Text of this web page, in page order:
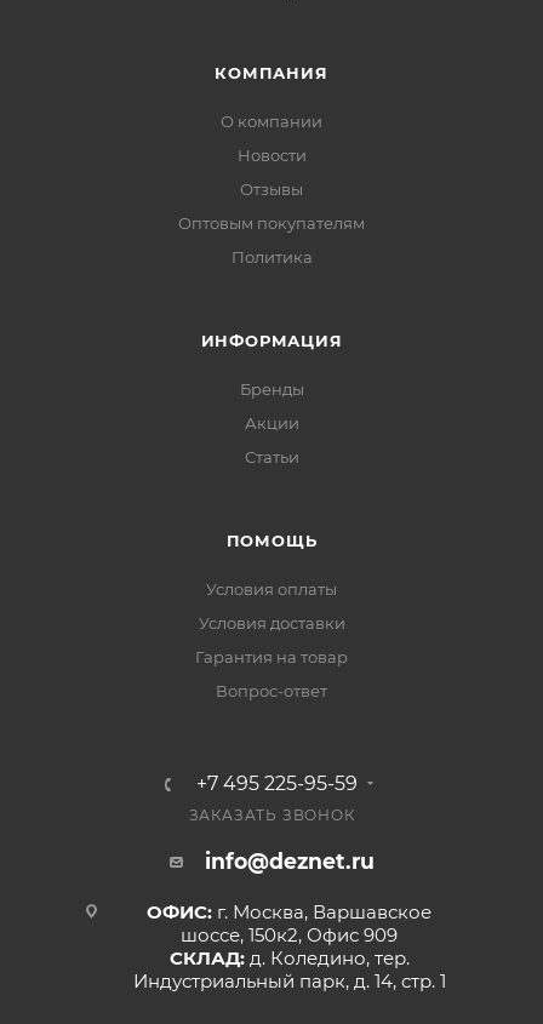
КОМПАНИЯ
О компании
Новости
Отзывы
Оптовым покупателям
Политика
ИНФОРМАЦИЯ
Бренды
Акции
Статьи
ПОМОЩЬ
Условия оплаты
Условия доставки
Гарантия на товар
Вопрос-ответ
+7 495 225-95-59
ЗАКАЗАТЬ ЗВОНОК
info@deznet.ru
ОФИС: г. Москва, Варшавское
шоссе, 150к2, Офис 909
СКЛАД: д. Коледино, тер.
Индустриальный парк, д. 14, стр. 1